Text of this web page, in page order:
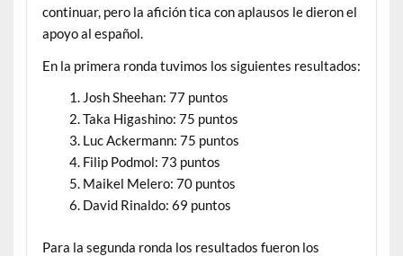
continuar, pero la afición tica con aplausos le dieron el
apoyo al español.
En la primera ronda tuvimos los siguientes resultados:
Josh Sheehan: 77 puntos
Taka Higashino: 75 puntos
Luc Ackermann: 75 puntos
Filip Podmol: 73 puntos
Maikel Melero: 70 puntos
David Rinaldo: 69 puntos
Para la segunda ronda los resultados fueron los